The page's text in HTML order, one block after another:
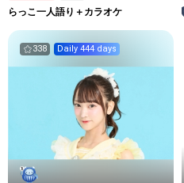
らっこ一人語り＋カラオケ
338 Daily 444 days